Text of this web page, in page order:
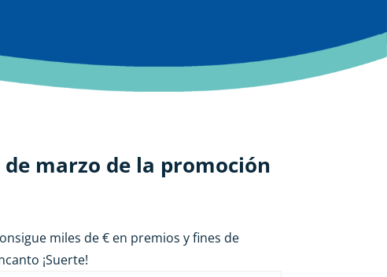
marzo de la promoción
miles de € en premios y fines de
¡Suerte!